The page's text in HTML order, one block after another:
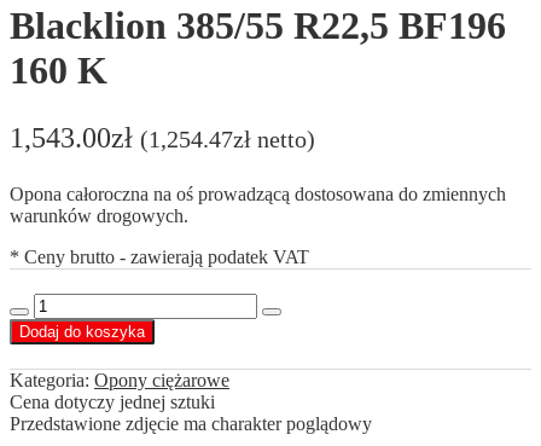
Blacklion 385/55 R22,5 BF196
160 K
1,543.00zł (1,254.47zł netto)
Opona całoroczna na oś prowadzącą dostosowana do zmiennych
warunków drogowych.
* Ceny brutto - zawierają podatek VAT
Decrease
quantity
ilość
Blacklion
385/55
R22,5
BF196
160
K
Increase
Dodaj do koszyka
Kategoria: Opony ciężarowe
Cena dotyczy jednej sztuki
Przedstawione zdjęcie ma charakter poglądowy